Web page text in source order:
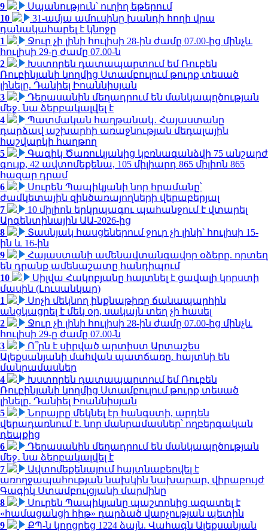
9
Սպանություն՝ ուղիղ եթերում
10
31-ամյա ամուսինը խանդի հողի վրա
դանակահարել է կնոջը
1
Ջուր չի լինի հուլիսի 28-ին ժամը 07.00-ից մինչև
հուլիսի 29-ը ժամը 07.00-ն
2
Խստորեն դատապարտում եմ Ռուբեն
Ռուբինյանի կողմից Ստամբուլում թուրք տեսած
լինելը. Դանիել Իոաննիսյան
3
Դերասանին մեղադրում են մանկապղծության
մեջ․ նա ձերբակալվել է
4
Պատմական հաղթանակ․ Հայաստանը
դարձավ աշխարհի առաջնության մեդալային
հաշվարկի հաղթող
5
Գագիկ Ծառուկյանից կբռնագանձվի 75 անշարժ
գույք, 42 ավտոմեքենա, 105 միլիարդ 865 միլիոն 865
հազար դրամ
6
Սուրեն Պապիկյանի նոր հրամանը՝
ժամկետային զինծառայողների վերաբերյալ
7
10 միլիոն երկրպագու պահանջում է վտարել
Արգենտինային ԱԱ-2026-ից
8
Տասնյակ հասցեներում ջուր չի լինի՝ հուլիսի 15-
ին և 16-ին
9
Հայաստանի ամենավտանգավոր օձերը. որտեղ
են դրանք ամենաշատը հանդիպում
10
Սիլվա Հակոբյանը հայտնել է ցավալի կորստի
մասին (Լուսանկար)
1
Սոչի մեկնող ինքնաթիռը ճանապարհին
անցկացրել է մեկ օր, սակայն տեղ չի հասել
2
Ջուր չի լինի հուլիսի 28-ին ժամը 07.00-ից մինչև
հուլիսի 29-ը ժամը 07.00-ն
3
Ո՞րն է սիրված արտիստ Արտաշես
Ալեքսանյանի մահվան պատճառը. հայտնի են
մանրամասներ
4
Խստորեն դատապարտում եմ Ռուբեն
Ռուբինյանի կողմից Ստամբուլում թուրք տեսած
լինելը. Դանիել Իոաննիսյան
5
Նորայրը մեկնել էր հանգստի, արդեն
վերադառնում է. նոր մանրամասներ՝ ողբերգական
դեպքից
6
Դերասանին մեղադրում են մանկապղծության
մեջ․ նա ձերբակալվել է
7
Ավտոմեքենայում հայտնաբերվել է
առողջապահության նախկին նախարար, վիրաբույժ
Գագիկ Ստամբուլցյանի մարմինը
8
Սուրեն Պապիկյանը պաշտոնից ազատել է
«համացանցի հիթ» դարձած վարչության պետին
9
ՔՊ-ն կորցրեց 1224 ձայն. Վահագն Ալեքսանյան